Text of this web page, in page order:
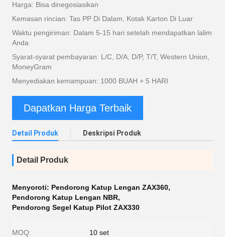
Harga: Bisa dinegosiasikan
Kemasan rincian: Tas PP Di Dalam, Kotak Karton Di Luar
Waktu pengiriman: Dalam 5-15 hari setelah mendapatkan lalim
Anda
Syarat-syarat pembayaran: L/C, D/A, D/P, T/T, Western Union,
MoneyGram
Menyediakan kemampuan: 1000 BUAH + 5 HARI
Dapatkan Harga Terbaik
Detail Produk Deskripsi Produk
Detail Produk
Menyoroti: Pendorong Katup Lengan ZAX360,
Pendorong Katup Lengan NBR,
Pendorong Segel Katup Pilot ZAX330
MOQ: 10 set